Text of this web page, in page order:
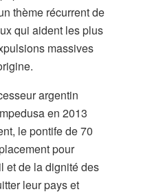
thème récurrent de
qui aident les plus
massives
argentin
en 2013
le pontife de 70
pour
et de la dignité des
leur pays et